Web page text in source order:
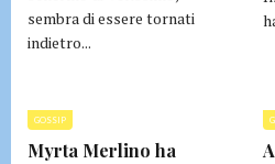
sembra di essere tornati
indietro...
GOSSIP
Myrta Merlino ha